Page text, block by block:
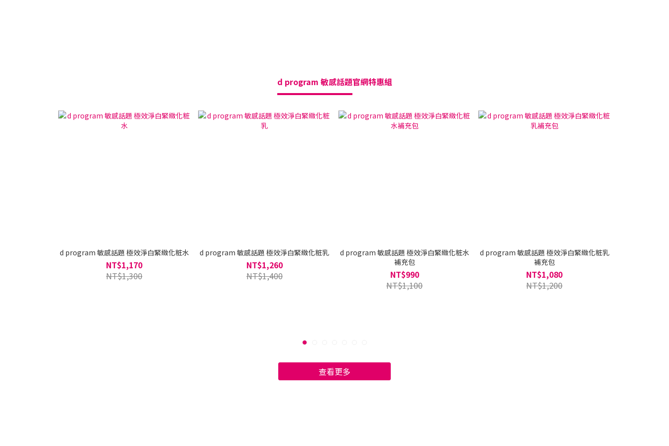
d program 敏感話題官網特惠組
d program 敏感話題 極效淨白緊緻化粧水
NT$1,170
NT$1,300
d program 敏感話題 極效淨白緊緻化粧乳
NT$1,260
NT$1,400
d program 敏感話題 極效淨白緊緻化粧水
補充包
NT$990
NT$1,100
d program 敏感話題 極效淨白緊緻化粧乳
補充包
NT$1,080
NT$1,200
查看更多